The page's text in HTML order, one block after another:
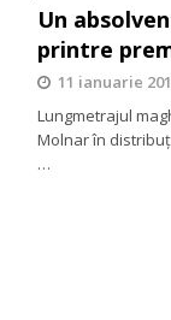
Un
printre
11 ianuarie
Lungmetrajul
Molnar în
…